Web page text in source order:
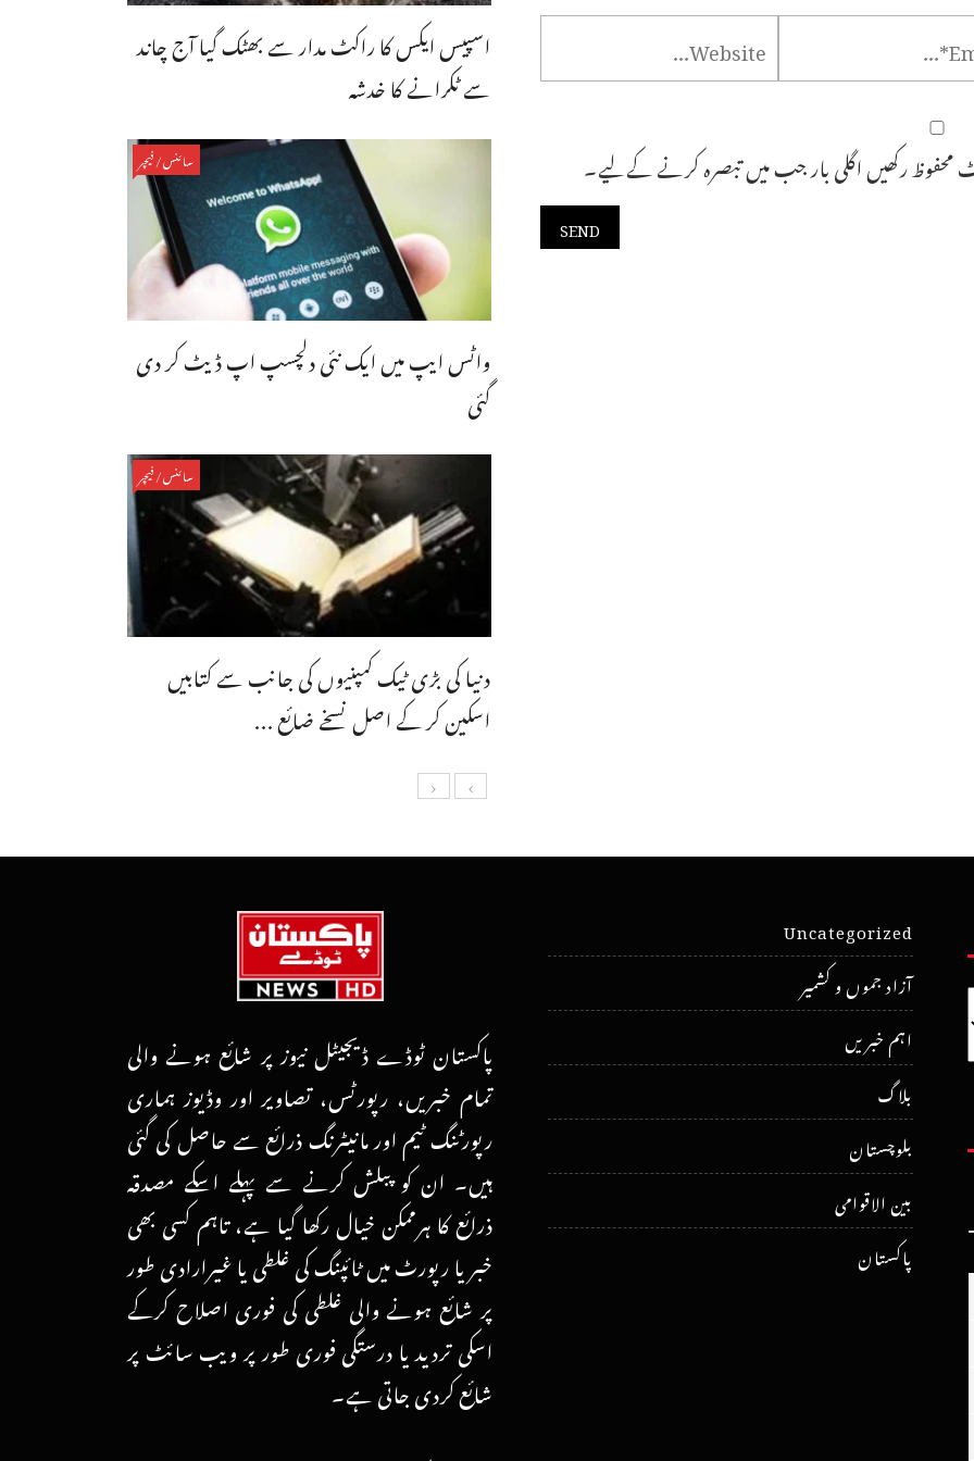
رکھیں اگلی بار جب میں تبصرہ کرنے کےلیے۔
اسپیس ایکس کا راکٹ مدار سے بھٹک گیا آج چاند
سے ٹکرانے کا خدشہ
سائنس/فیچر
واٹس ایپ میں ایک نئی دلچسپ اپ ڈیٹ کر دی
گئی
سائنس/فیچر
دنیا کی بڑی ٹیک کمپنیوں کی جانب سے کتابیں
اسکین کر کے اصل نسخے ضائع ...
پاکستان ٹوڈے ڈیجیٹل نیوز پر شائع ہونے والی
تمام خبریں، رپورٹس، تصاویر اور وڈیوز ہماری
رپورٹنگ ٹیم اور مانیٹرنگ ذرائع سے حاصل کی گئی
ہیں۔ ان کو پبلش کرنے سے پہلے اسکے مصدقہ
ذرائع کا ہرممکن خیال رکھا گیا ہے، تاہم کسی بھی
خبر یا رپورٹ میں ٹائپنگ کی غلطی یا غیرارادی طور
پر شائع ہونے والی غلطی کی فوری اصلاح کرکے
اسکی تردید یا درستگی فوری طور پر ویب سائٹ پر
شائع کردی جاتی ہے۔
Uncategorized
آزاد جموں و کشمیر
اہم خبریں
بلاگ
بلوچستان
بین الاقوامی
پاکستان